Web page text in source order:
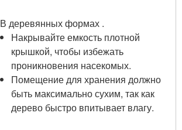
В деревянных формах .
Накрывайте емкость плотной
крышкой, чтобы избежать
проникновения насекомых.
Помещение для хранения должно
быть максимально сухим, так как
дерево быстро впитывает влагу.